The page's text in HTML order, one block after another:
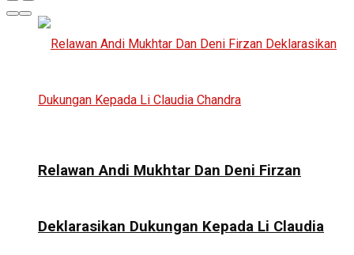
Relawan Andi Mukhtar Dan Deni Firzan
Deklarasikan Dukungan Kepada Li Claudia